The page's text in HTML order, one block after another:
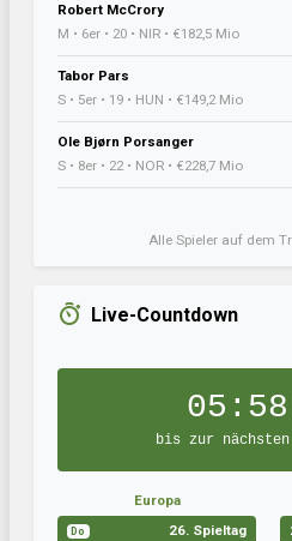
Robert McCrory
M • 6er • 20 • NIR • €182,5 Mio
Tabor Pars
S • 5er • 19 • HUN • €149,2 Mio
Ole Bjørn Porsanger
S • 8er • 22 • NOR • €228,7 Mio
Alle Spieler auf dem
Live-Countdown
bis zur nächsten
Europa
Do 26. Spieltag